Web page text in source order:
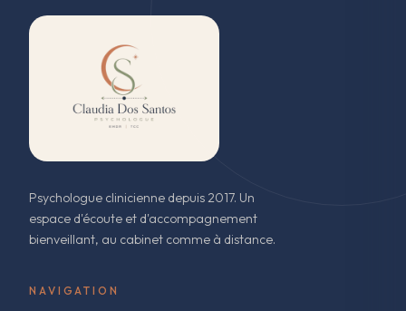
Psychologue clinicienne depuis 2017. Un
espace d'écoute et d'accompagnement
bienveillant, au cabinet comme à distance.
NAVIGATION